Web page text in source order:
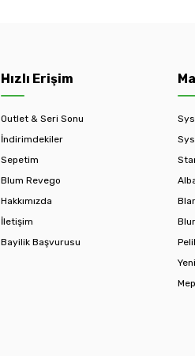
Hızlı Erişim
Outlet & Seri Sonu
İndirimdekiler
Sepetim
Blum Revego
Hakkımızda
İletişim
Bayilik Başvurusu